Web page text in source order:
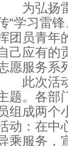
为弘扬雷
“学习雷
团员青年
己应有的
愿服务系
此次活动
题。各部
组成两个
动：在中
乘服务，